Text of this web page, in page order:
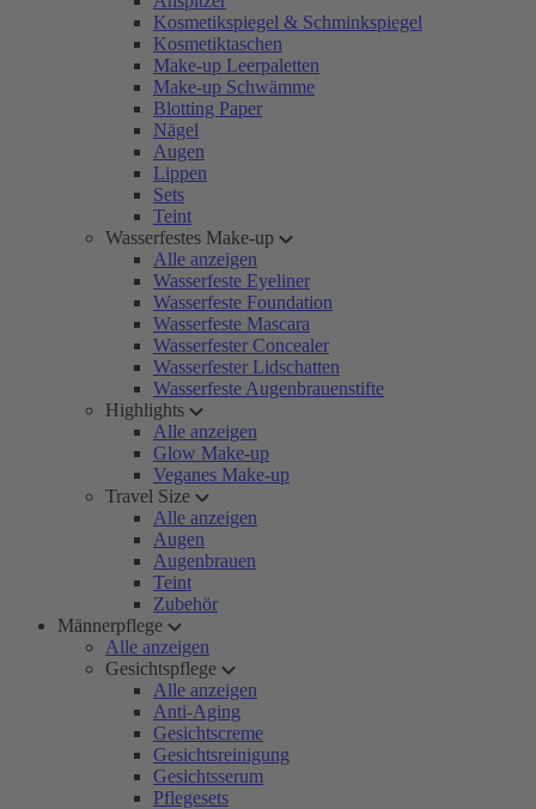
Kosmetikspiegel & Schminkspiegel
Kosmetiktaschen
Make-up Leerpaletten
Make-up Schwämme
Blotting Paper
Nägel
Augen
Lippen
Sets
Teint
Wasserfestes Make-up
Alle anzeigen
Wasserfeste Eyeliner
Wasserfeste Foundation
Wasserfeste Mascara
Wasserfester Concealer
Wasserfester Lidschatten
Wasserfeste Augenbrauenstifte
Highlights
Alle anzeigen
Glow Make-up
Veganes Make-up
Travel Size
Alle anzeigen
Augen
Augenbrauen
Teint
Zubehör
Männerpflege
Alle anzeigen
Gesichtspflege
Alle anzeigen
Anti-Aging
Gesichtscreme
Gesichtsreinigung
Gesichtsserum
Pflegesets